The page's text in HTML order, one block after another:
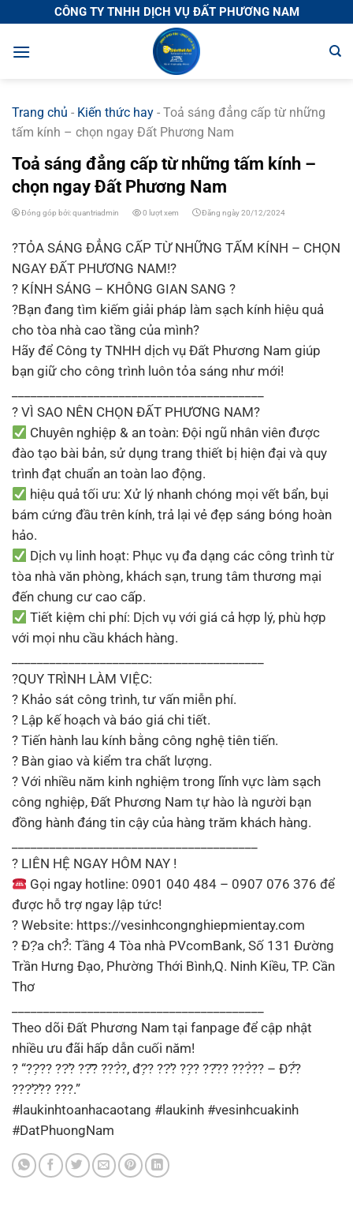
đến
nội
CÔNG TY TNHH DỊCH VỤ ĐẤT PHƯƠNG NAM
Trang chủ - Kiến thức hay - Toả sáng đẳng cấp từ những
tấm kính – chọn ngay Đất Phương Nam
Toả sáng đẳng cấp từ những tấm kính –
chọn ngay Đất Phương Nam
Đóng góp bởi: quantriadmin 0 lượt xem Đăng ngày 20/12/2024
?TỎA SÁNG ĐẲNG CẤP TỪ NHỮNG TẤM KÍNH – CHỌN
NGAY ĐẤT PHƯƠNG NAM!?
? KÍNH SÁNG – KHÔNG GIAN SANG ?
?Bạn đang tìm kiếm giải pháp làm sạch kính hiệu quả
cho tòa nhà cao tầng của mình?
Hãy để Công ty TNHH dịch vụ Đất Phương Nam giúp
bạn giữ cho công trình luôn tỏa sáng như mới!
? VÌ SAO NÊN CHỌN ĐẤT PHƯƠNG NAM?
Chuyên nghiệp & an toàn: Đội ngũ nhân viên được
đào tạo bài bản, sử dụng trang thiết bị hiện đại và quy
trình đạt chuẩn an toàn lao động.
hiệu quả tối ưu: Xử lý nhanh chóng mọi vết bẩn, bụi
bám cứng đầu trên kính, trả lại vẻ đẹp sáng bóng hoàn
hảo.
Dịch vụ linh hoạt: Phục vụ đa dạng các công trình từ
tòa nhà văn phòng, khách sạn, trung tâm thương mại
đến chung cư cao cấp.
Tiết kiệm chi phí: Dịch vụ với giá cả hợp lý, phù hợp
với mọi nhu cầu khách hàng.
?QUY TRÌNH LÀM VIỆC:
? Khảo sát công trình, tư vấn miễn phí.
? Lập kế hoạch và báo giá chi tiết.
? Tiến hành lau kính bằng công nghệ tiên tiến.
? Bàn giao và kiểm tra chất lượng.
? Với nhiều năm kinh nghiệm trong lĩnh vực làm sạch
công nghiệp, Đất Phương Nam tự hào là người bạn
đồng hành đáng tin cậy của hàng trăm khách hàng.
? LIÊN HỆ NGAY HÔM NAY !
Gọi ngay hotline: 0901 040 484 – 0907 076 376 để
được hỗ trợ ngay lập tức!
? Website: https://vesinhcongnghiepmientay.com
? Đ?̣а сһ?̉: Tầng 4 Tòa nhà PVcomBank, Số 131 Đường
Trần Hưng Đạo, Phường Thới Bình,Q. Ninh Kiều, TP. Cần
Thơ
Theo dõi Đất Phương Nam tại fanpage để cập nhật
nhiều ưu đãi hấp dẫn cuối năm!
? “??̣?? ??̛? ??̂̃? ???̀?, đ?̣? ??̛? ??̣? ??̂?? ???̀?? – Đ?̂́?
???̛?̛?? ???.”
#laukinhtoanhacaotang #laukinh #vesinhcuakinh
#DatPhuongNam